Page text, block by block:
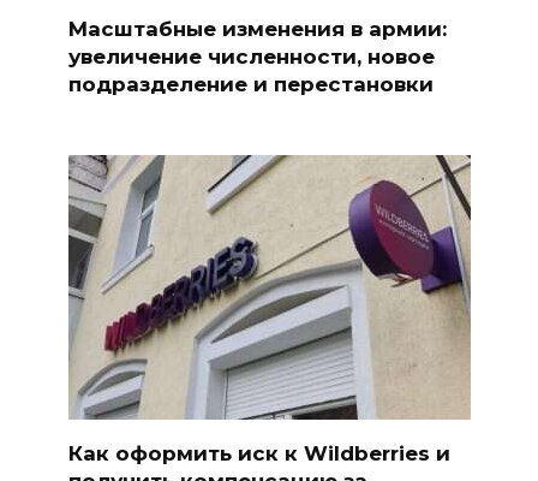
Масштабные изменения в армии:
увеличение численности, новое
подразделение и перестановки
Как оформить иск к Wildberries и